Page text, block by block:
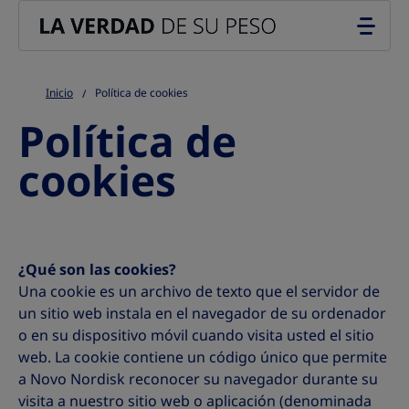
Inicio Política de cookies
Política de
cookies
¿Qué son las cookies?
Una cookie es un archivo de texto que el servidor de
un sitio web instala en el navegador de su ordenador
o en su dispositivo móvil cuando visita usted el sitio
web. La cookie contiene un código único que permite
a Novo Nordisk reconocer su navegador durante su
visita a nuestro sitio web o aplicación (denominada